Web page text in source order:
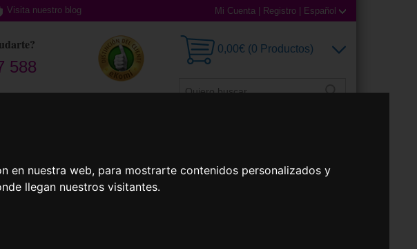
en nuestra web, para mostrarte contenidos personalizados y
llegan nuestros visitantes.
Visita nuestro blog Mi Cuenta Registro Español
588
0,00€ (0 Productos)